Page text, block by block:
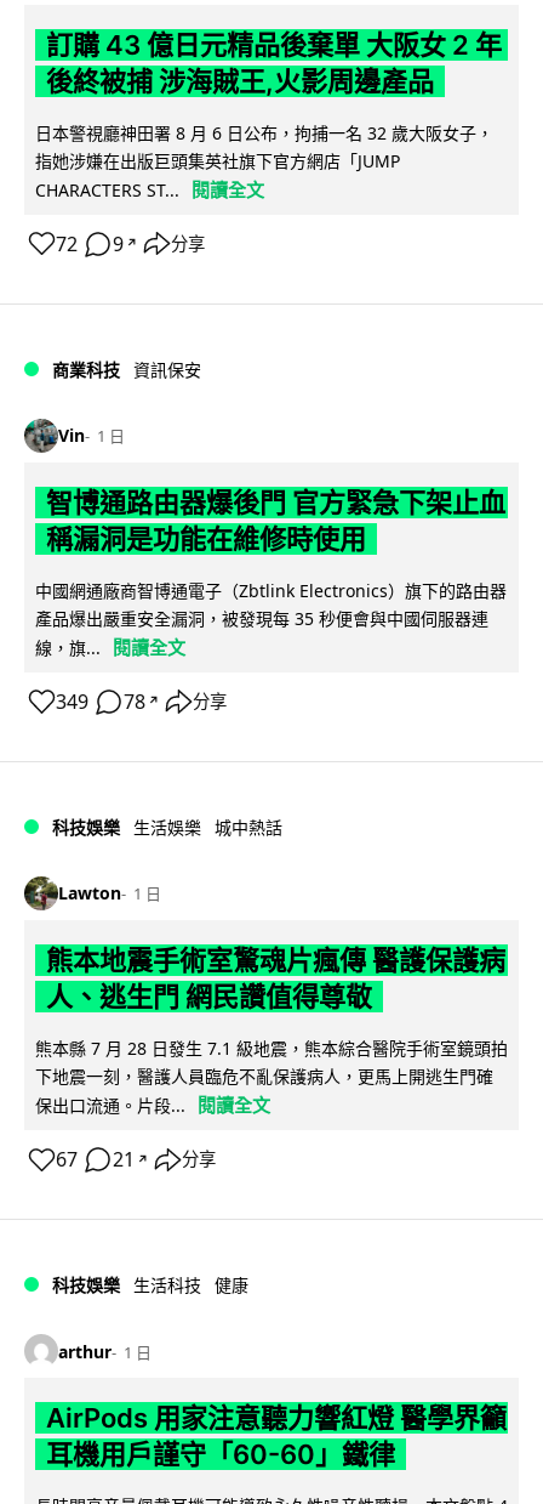
訂購 43 億日元精品後棄單 大阪女 2 年
後終被捕 涉海賊王,火影周邊產品
日本警視廳神田署 8 月 6 日公布，拘捕一名 32 歲大阪女子，
指她涉嫌在出版巨頭集英社旗下官方網店「JUMP
CHARACTERS ST...
閱讀全文
72 9 ↗ 分享
商業科技 資訊保安
Vin 1 日
智博通路由器爆後門 官方緊急下架止血
稱漏洞是功能在維修時使用
中國網通廠商智博通電子（Zbtlink Electronics）旗下的路由器
產品爆出嚴重安全漏洞，被發現每 35 秒便會與中國伺服器連
線，旗...
閱讀全文
349 78 ↗ 分享
科技娛樂 生活娛樂 城中熱話
Lawton 1 日
熊本地震手術室驚魂片瘋傳 醫護保護病
人、逃生門 網民讚值得尊敬
熊本縣 7 月 28 日發生 7.1 級地震，熊本綜合醫院手術室鏡頭拍
下地震一刻，醫護人員臨危不亂保護病人，更馬上開逃生門確
保出口流通。片段...
閱讀全文
67 21 ↗ 分享
科技娛樂 生活科技 健康
arthur 1 日
AirPods 用家注意聽力響紅燈 醫學界籲
耳機用戶謹守「60-60」鐵律